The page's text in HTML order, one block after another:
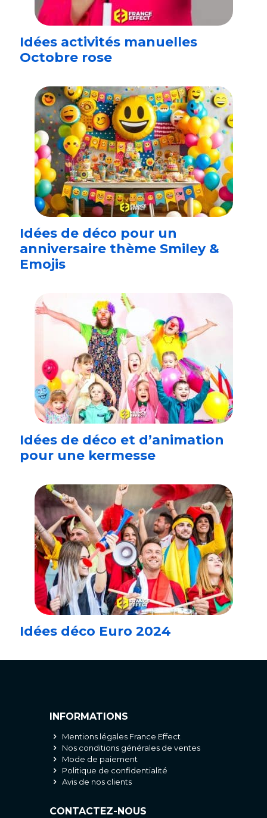
Idées activités manuelles
Octobre rose
Idées de déco pour un
anniversaire thème Smiley &
Emojis
Idées de déco et d’animation
pour une kermesse
Idées déco Euro 2024
INFORMATIONS
Mentions légales France Effect
Nos conditions générales de ventes
Mode de paiement
Politique de confidentialité
Avis de nos clients
CONTACTEZ-NOUS